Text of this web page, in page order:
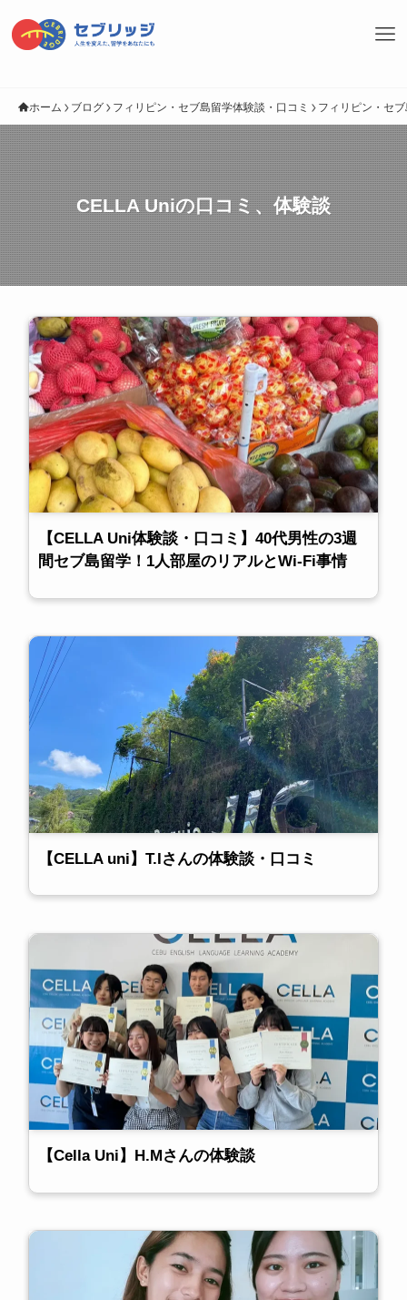
ホーム ブログ フィリピン・セブ島留学体験談・口コミ フィリピン・セ
CELLA Uniの口コミ、体験談
【CELLA Uni体験談・口コミ】40代男性の3週
間セブ島留学！1人部屋のリアルとWi-Fi事情
【CELLA uni】T.Iさんの体験談・口コミ
【Cella Uni】H.Mさんの体験談